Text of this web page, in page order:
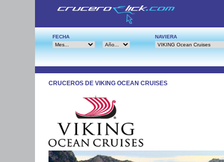
FECHA NAVIERA
CRUCEROS DE VIKING OCEAN CRUISES